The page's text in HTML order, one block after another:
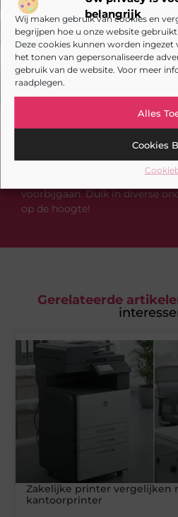
belangrijk
Wij maken gebruik van cookies en
begrijpen hoe u onze website
Deze cookies kunnen worden ingezet
het tonen van gepersonaliseerde
gebruik van de website. Voor meer
raadplegen.
Alles
Cookies
Heb je deze artikelen
Verken de boeiende en
aanbieden en laat onze
voorbijgaan. Duik in diverse
op de hoogte!
Gerelateerde
Zakelijke printer vergelijken
kantoorprinter